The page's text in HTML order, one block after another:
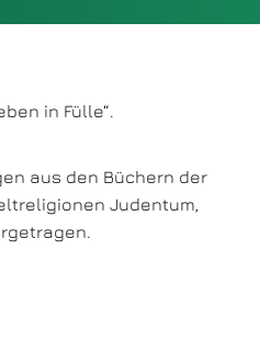
in Fülle“.
aus den Büchern der
Judentum,